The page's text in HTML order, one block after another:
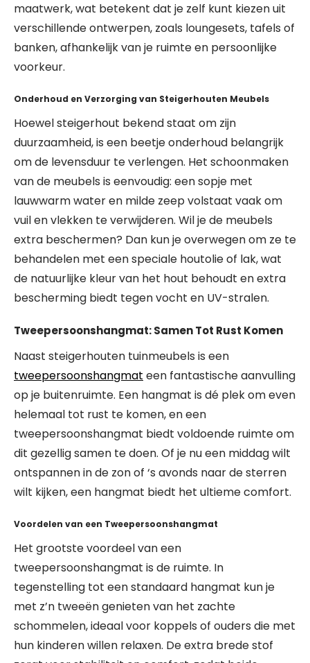
maatwerk, wat betekent dat je zelf kunt kiezen uit
verschillende ontwerpen, zoals loungesets, tafels of
banken, afhankelijk van je ruimte en persoonlijke
voorkeur.
Onderhoud en Verzorging van Steigerhouten Meubels
Hoewel steigerhout bekend staat om zijn
duurzaamheid, is een beetje onderhoud belangrijk
om de levensduur te verlengen. Het schoonmaken
van de meubels is eenvoudig: een sopje met
lauwwarm water en milde zeep volstaat vaak om
vuil en vlekken te verwijderen. Wil je de meubels
extra beschermen? Dan kun je overwegen om ze te
behandelen met een speciale houtolie of lak, wat
de natuurlijke kleur van het hout behoudt en extra
bescherming biedt tegen vocht en UV-stralen.
Tweepersoonshangmat: Samen Tot Rust Komen
Naast steigerhouten tuinmeubels is een
tweepersoonshangmat een fantastische aanvulling
op je buitenruimte. Een hangmat is dé plek om even
helemaal tot rust te komen, en een
tweepersoonshangmat biedt voldoende ruimte om
dit gezellig samen te doen. Of je nu een middag wilt
ontspannen in de zon of ‘s avonds naar de sterren
wilt kijken, een hangmat biedt het ultieme comfort.
Voordelen van een Tweepersoonshangmat
Het grootste voordeel van een
tweepersoonshangmat is de ruimte. In
tegenstelling tot een standaard hangmat kun je
met z’n tweeën genieten van het zachte
schommelen, ideaal voor koppels of ouders die met
hun kinderen willen relaxen. De extra brede stof